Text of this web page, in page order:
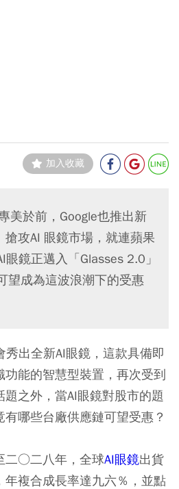
加入收藏
美於前，Google也推出新
搶攻AI 眼鏡市場，就連蘋果
鏡正邁入「Glasses 2.0」
望成為這波浪潮下的受惠
秀出全新AI眼鏡，這款具備即
功能的智慧型裝置，再次受到
之外，當AI眼鏡對股市的題
哪些台廠供應鏈可望受惠？
二○二八年，全球AI眼鏡出貨
複合成長率達九六％，並點